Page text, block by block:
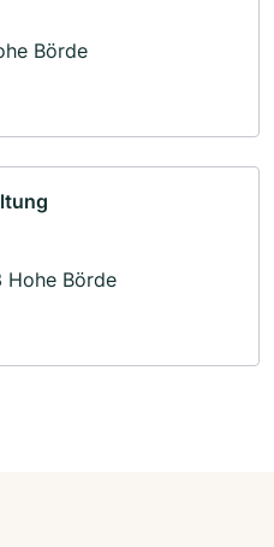
Börde
Hohe Börde